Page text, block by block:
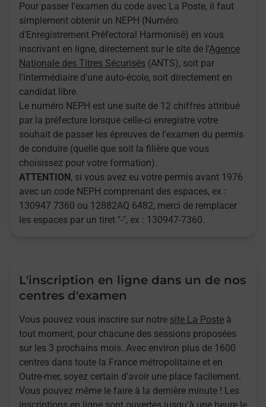
Pour passer l'examen du code avec La Poste, il faut
simplement obtenir un NEPH (Numéro
d'Enregistrement Préfectoral Harmonisé) en vous
inscrivant en ligne, directement sur le site de l'Agence
Nationale des Titres Sécurisés (ANTS), soit par
l'intermédiaire d'une auto-école, soit directement en
candidat libre.
Le numéro NEPH est une suite de 12 chiffres attribué
par la préfecture lorsque celle-ci enregistre votre
souhait de passer les épreuves de l'examen du permis
de conduire (quelle que soit la filière que vous
choisissez pour votre formation).
ATTENTION , si vous avez eu votre permis avant 1976
avec un code NEPH comprenant des espaces, ex :
130947 7360 ou 12882AQ 6482, merci de remplacer
les espaces par un tiret "-", ex : 130947-7360.
L'inscription en ligne dans un de nos
centres d'examen
Vous pouvez vous inscrire sur notre site La Poste à
tout moment, pour chacune des sessions proposées
sur les 3 prochains mois. Avec environ plus de 1600
centres dans toute la France métropolitaine et en
Outre-mer, soyez certain d'avoir une place facilement.
Vous pouvez même le faire à la dernière minute ! Les